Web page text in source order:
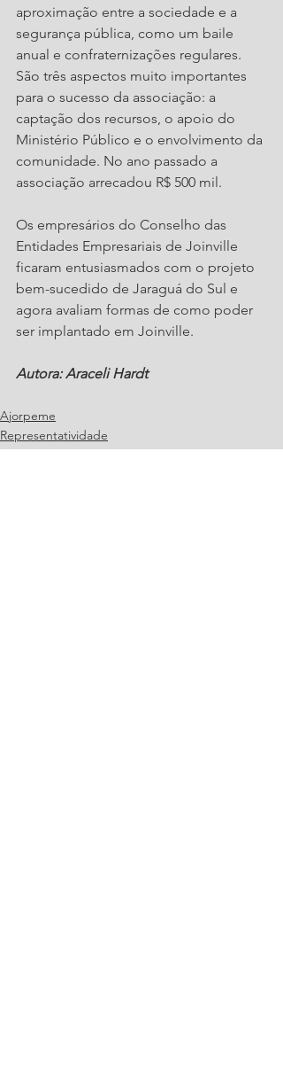
aproximação entre a sociedade e a
segurança pública, como um baile
anual e confraternizações regulares.
São três aspectos muito importantes
para o sucesso da associação: a
captação dos recursos, o apoio do
Ministério Público e o envolvimento da
comunidade. No ano passado a
associação arrecadou R$ 500 mil.
Os empresários do Conselho das
Entidades Empresariais de Joinville
ficaram entusiasmados com o projeto
bem-sucedido de Jaraguá do Sul e
agora avaliam formas de como poder
ser implantado em Joinville.
Autora: Araceli Hardt
Ajorpeme
Representatividade
Conselho das Entidades